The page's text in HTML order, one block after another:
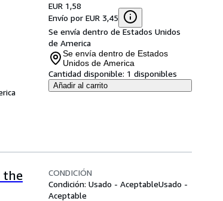
EUR 1,58
Envío por EUR 3,45
Se envía dentro de Estados Unidos
de America
Se envía dentro de Estados
Unidos de America
Cantidad disponible: 1 disponibles
Añadir al carrito
the
CONDICIÓN
Condición: Usado - AceptableUsado -
Aceptable